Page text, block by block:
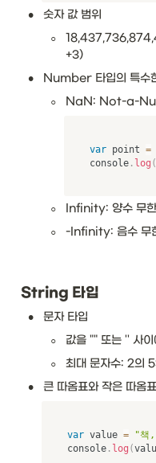
• 숫자 값 범위
◦
+3)
• Number 타입의 특수
◦ NaN: Not-a-
var point =
console . log (
◦ Infinity: 양수 무
◦ -Infinity: 음수 무
String 타입
• 문자 타입
◦ 값을 "" 또는 '' 사이
◦ 최대 문자수: 2의
• 큰 따옴표와 작은 따옴
var value = "책
console . log (